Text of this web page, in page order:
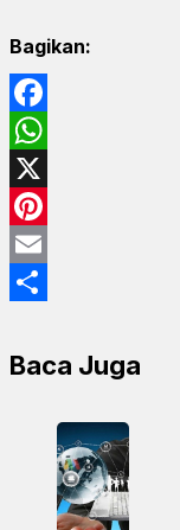
Bagikan:
Facebook
WhatsApp
X
Pinterest
Email
Baca Juga